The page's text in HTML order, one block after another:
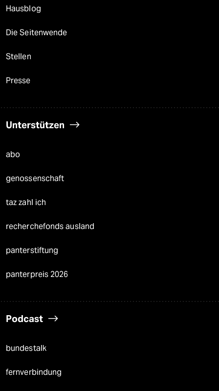
Hausblog
Die Seitenwende
Stellen
Presse
Unterstützen
abo
genossenschaft
taz zahl ich
recherchefonds ausland
panterstiftung
panterpreis 2026
Podcast
bundestalk
fernverbindung